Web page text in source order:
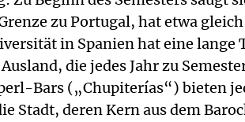
zu Portugal, hat etwa
in Spanien hat eine
die jedes Jahr zu
Bars („Chupiterías“) bieten
Stadt, deren Kern aus dem